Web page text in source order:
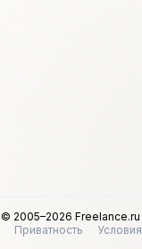
© 2005–2026 Freelance.ru
Приватность
Условия